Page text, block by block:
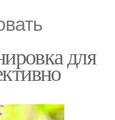
для